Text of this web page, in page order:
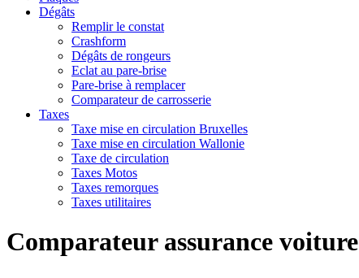
Dégâts
Remplir le constat
Crashform
Dégâts de rongeurs
Eclat au pare-brise
Pare-brise à remplacer
Comparateur de carrosserie
Taxes
Taxe mise en circulation Bruxelles
Taxe mise en circulation Wallonie
Taxe de circulation
Taxes Motos
Taxes remorques
Taxes utilitaires
Comparateur assurance voiture